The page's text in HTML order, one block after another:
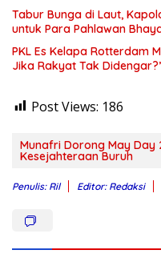
Tabur Bunga di Laut,
untuk Para Pahlawan
PKL Es Kelapa Rotterdam
Jika Rakyat Tak
Post Views: 186
Munafri Dorong May Day
Kesejahteraan Buruh
Penulis: Ril Editor: Redaksi